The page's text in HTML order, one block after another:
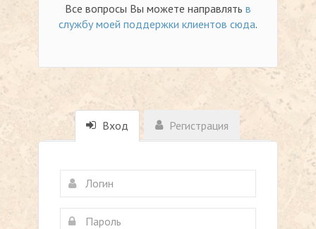
Все вопросы Вы можете направлять в
службу моей поддержки клиентов сюда.
Вход Регистрация